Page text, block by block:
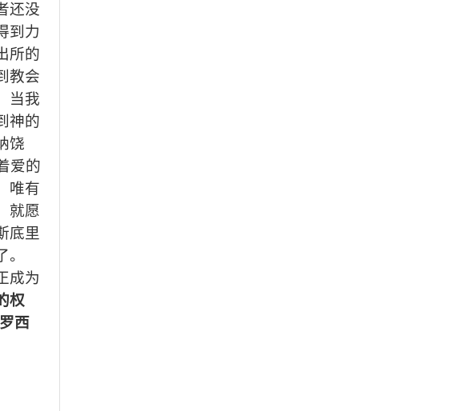
还没
到力
所的
教会
当我
神的
饶
爱的
唯有
就愿
底里
成为
权
西